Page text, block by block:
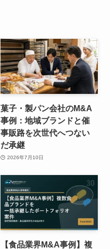
菓子・製パン会社のM&A
事例：地域ブランドと催
事販路を次世代へつない
だ承継
2026年7月10日
【食品業界M&A事例】複